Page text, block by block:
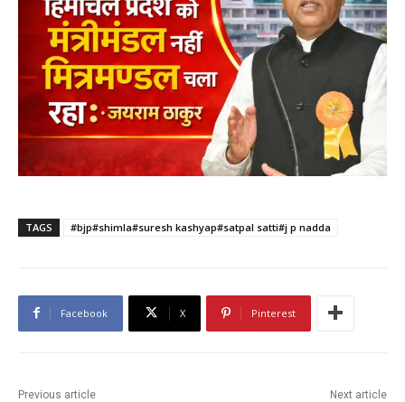
TAGS #bjp#shimla#suresh kashyap#satpal satti#j p nadda
Facebook X Pinterest
Previous article Next article